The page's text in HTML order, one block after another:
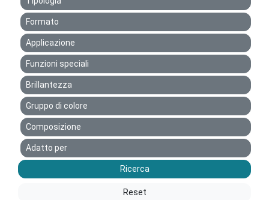
Formato
Applicazione
Funzioni speciali
Brillantezza
Gruppo di colore
Composizione
Adatto per
Ricerca
Reset